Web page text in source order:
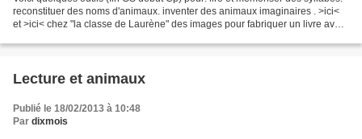
reconstituer des noms d'animaux. inventer des animaux imaginaires . >ici<
et >ici< chez "la classe de Laurène" des images pour fabriquer un livre avec
Lecture et animaux
Publié le 18/02/2013 à 10:48
Par dixmois